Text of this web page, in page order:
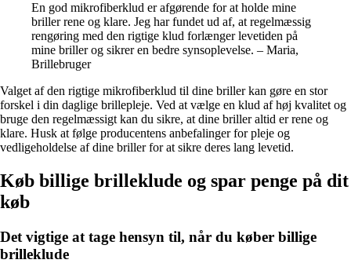
En god mikrofiberklud er afgørende for at holde mine
briller rene og klare. Jeg har fundet ud af, at regelmæssig
rengøring med den rigtige klud forlænger levetiden på
mine briller og sikrer en bedre synsoplevelse. – Maria,
Brillebruger
Valget af den rigtige mikrofiberklud til dine briller kan gøre en stor
forskel i din daglige brillepleje. Ved at vælge en klud af høj kvalitet og
bruge den regelmæssigt kan du sikre, at dine briller altid er rene og
klare. Husk at følge producentens anbefalinger for pleje og
vedligeholdelse af dine briller for at sikre deres lang levetid.
Køb billige brilleklude og spar penge på dit
køb
Det vigtige at tage hensyn til, når du køber billige
brilleklude